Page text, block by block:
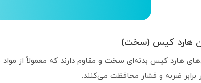
هارد کیس (سخت)
برابر ضربه و فشار محافظت می‌کنند.